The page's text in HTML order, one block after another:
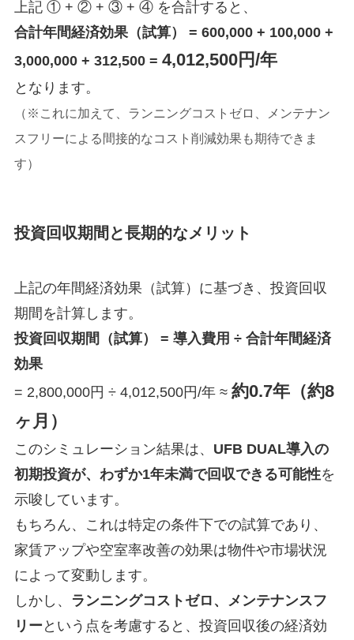
上記 ① + ② + ③ + ④ を合計すると、
合計年間経済効果（試算） = 600,000 + 100,000 +
3,000,000 + 312,500 = 4,012,500円/年
となります。
（※これに加えて、ランニングコストゼロ、メンテナン
スフリーによる間接的なコスト削減効果も期待できま
す）
投資回収期間と長期的なメリット
上記の年間経済効果（試算）に基づき、投資回収
期間を計算します。
投資回収期間（試算） = 導入費用 ÷ 合計年間経済
効果
= 2,800,000円 ÷ 4,012,500円/年 ≈ 約0.7年（約8
ヶ月）
このシミュレーション結果は、 UFB DUAL導入の
初期投資が、わずか1年未満で回収できる可能性を
示唆しています。
もちろん、これは特定の条件下での試算であり、
家賃アップや空室率改善の効果は物件や市場状況
によって変動します。
しかし、
ランニングコストゼロ、メンテナンスフ
リー という点を考慮すると、投資回収後の経済効